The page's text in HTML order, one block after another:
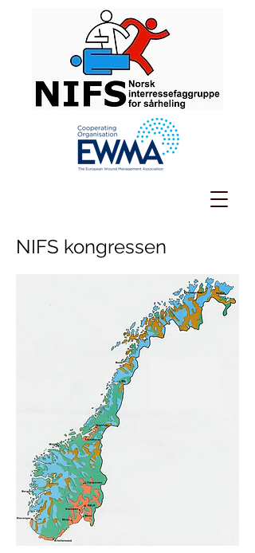
NIFS kongressen